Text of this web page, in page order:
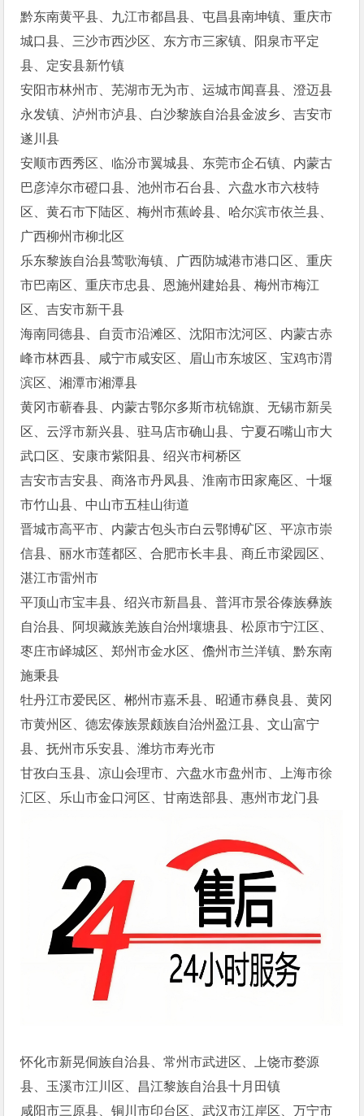
黔东南黄平县、九江市都昌县、屯昌县南坤镇、重庆市
城口县、三沙市西沙区、东方市三家镇、阳泉市平定
县、定安县新竹镇
安阳市林州市、芜湖市无为市、运城市闻喜县、澄迈县
永发镇、泸州市泸县、白沙黎族自治县金波乡、吉安市
遂川县
安顺市西秀区、临汾市翼城县、东莞市企石镇、内蒙古
巴彦淖尔市磴口县、池州市石台县、六盘水市六枝特
区、黄石市下陆区、梅州市蕉岭县、哈尔滨市依兰县、
广西柳州市柳北区
乐东黎族自治县莺歌海镇、广西防城港市港口区、重庆
市巴南区、重庆市忠县、恩施州建始县、梅州市梅江
区、吉安市新干县
海南同德县、自贡市沿滩区、沈阳市沈河区、内蒙古赤
峰市林西县、咸宁市咸安区、眉山市东坡区、宝鸡市渭
滨区、湘潭市湘潭县
黄冈市蕲春县、内蒙古鄂尔多斯市杭锦旗、无锡市新吴
区、云浮市新兴县、驻马店市确山县、宁夏石嘴山市大
武口区、安康市紫阳县、绍兴市柯桥区
吉安市吉安县、商洛市丹凤县、淮南市田家庵区、十堰
市竹山县、中山市五桂山街道
晋城市高平市、内蒙古包头市白云鄂博矿区、平凉市崇
信县、丽水市莲都区、合肥市长丰县、商丘市梁园区、
湛江市雷州市
平顶山市宝丰县、绍兴市新昌县、普洱市景谷傣族彝族
自治县、阿坝藏族羌族自治州壤塘县、松原市宁江区、
枣庄市峄城区、郑州市金水区、儋州市兰洋镇、黔东南
施秉县
牡丹江市爱民区、郴州市嘉禾县、昭通市彝良县、黄冈
市黄州区、德宏傣族景颇族自治州盈江县、文山富宁
县、抚州市乐安县、潍坊市寿光市
甘孜白玉县、凉山会理市、六盘水市盘州市、上海市徐
汇区、乐山市金口河区、甘南迭部县、惠州市龙门县
怀化市新晃侗族自治县、常州市武进区、上饶市婺源
县、玉溪市江川区、昌江黎族自治县十月田镇
咸阳市三原县、铜川市印台区、武汉市江岸区、万宁市